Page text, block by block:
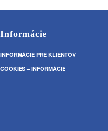
Informácie
INFORMÁCIE PRE KLIENTOV
COOKIES – INFORMÁCIE